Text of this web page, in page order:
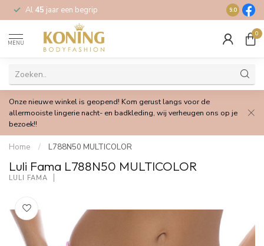
Al 45 jaar een begrip Gratis
9.0
MENU
0
Onze nieuwe winkel is geopend! Kom gerust langs voor de
allermooiste lingerie nacht- en badkleding, wij verheugen ons op je
bezoek!!
Home / L788N50 MULTICOLOR
Luli Fama L788N50 MULTICOLOR
LULI FAMA